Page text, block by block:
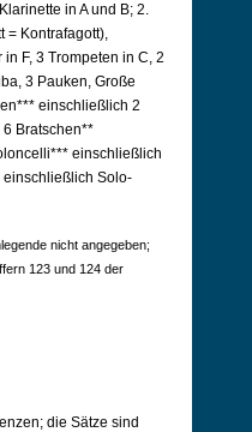
Klarinette in A und B; 2.
= Kontrafagott),
F, 3 Trompeten in C, 2
3 Pauken, Große
einschließlich 2
Bratschen**
einschließlich
Solo-
nicht angegeben;
123 und 124 der
die Sätze sind